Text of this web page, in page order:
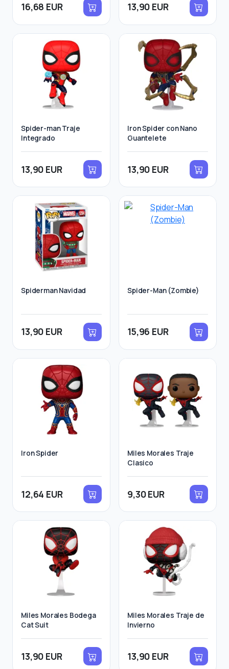
16,68 EUR 13,90 EUR
Spider-man Traje
Integrado
13,90 EUR
Iron Spider con Nano
Guantelete
13,90 EUR
Spiderman Navidad
13,90 EUR
Spider-Man (Zombie)
15,96 EUR
Iron Spider
12,64 EUR
Miles Morales Traje
Clasico
9,30 EUR
Miles Morales Bodega
Cat Suit
13,90 EUR
Miles Morales Traje de
Invierno
13,90 EUR